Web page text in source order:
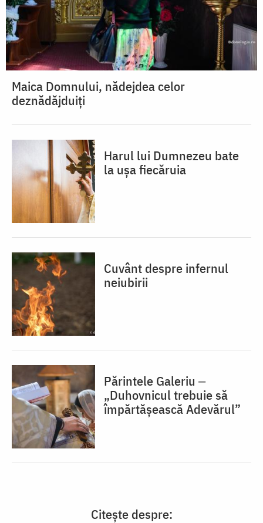
Maica Domnului, nădejdea celor
deznădăjduiți
Harul lui Dumnezeu bate
la ușa fiecăruia
Cuvânt despre infernul
neiubirii
Părintele Galeriu ‒
„Duhovnicul trebuie să
împărtășească Adevărul”
Citește despre: